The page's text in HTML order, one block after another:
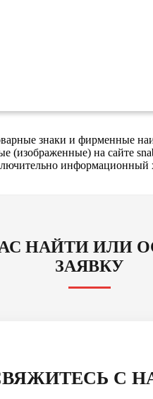
знаки и фирменные
(изображенные) на сайте
информационный
НАЙТИ ИЛИ
ЗАЯВКУ
С